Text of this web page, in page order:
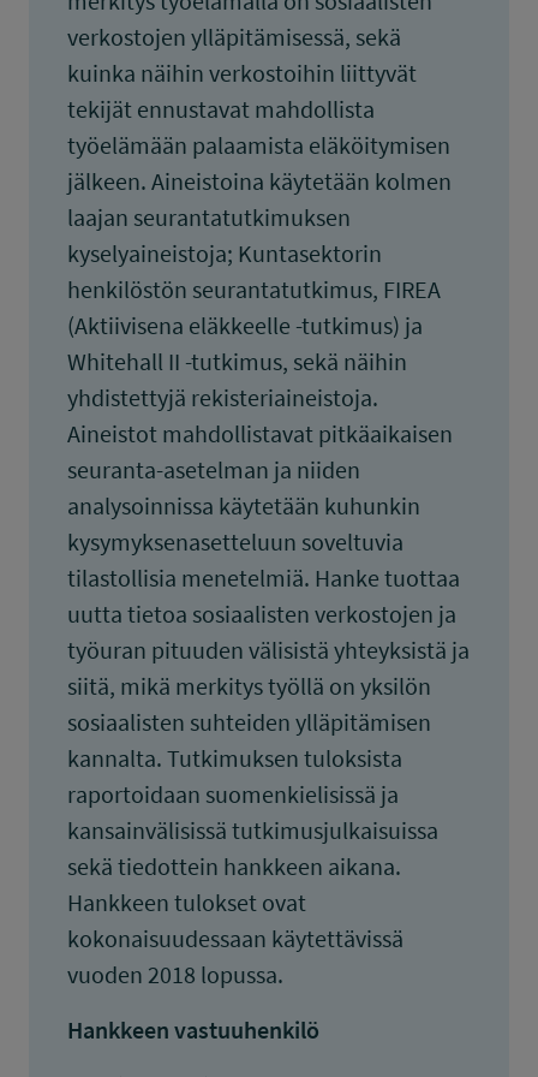
verkostojen ylläpitämisessä, sekä
kuinka näihin verkostoihin liittyvät
tekijät ennustavat mahdollista
työelämään palaamista eläköitymisen
jälkeen. Aineistoina käytetään kolmen
laajan seurantatutkimuksen
kyselyaineistoja; Kuntasektorin
henkilöstön seurantatutkimus, FIREA
(Aktiivisena eläkkeelle -tutkimus) ja
Whitehall II -tutkimus, sekä näihin
yhdistettyjä rekisteriaineistoja.
Aineistot mahdollistavat pitkäaikaisen
seuranta-asetelman ja niiden
analysoinnissa käytetään kuhunkin
kysymyksenasetteluun soveltuvia
tilastollisia menetelmiä. Hanke tuottaa
uutta tietoa sosiaalisten verkostojen ja
työuran pituuden välisistä yhteyksistä ja
siitä, mikä merkitys työllä on yksilön
sosiaalisten suhteiden ylläpitämisen
kannalta. Tutkimuksen tuloksista
raportoidaan suomenkielisissä ja
kansainvälisissä tutkimusjulkaisuissa
sekä tiedottein hankkeen aikana.
Hankkeen tulokset ovat
kokonaisuudessaan käytettävissä
vuoden 2018 lopussa.
Hankkeen vastuuhenkilö